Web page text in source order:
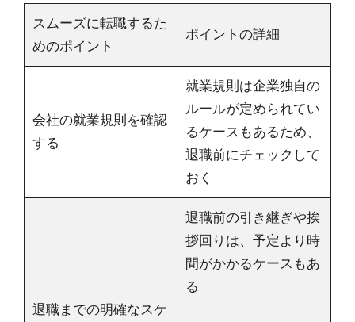
スムーズに転職するた
めのポイント
ポイントの詳細
会社の就業規則を確認
する
就業規則は企業独自の
ルールが定められてい
るケースもあるため、
退職前にチェックして
おく
退職までの明確なスケ
退職前の引き継ぎや挨
拶回りは、予定より時
間がかかるケースもあ
る